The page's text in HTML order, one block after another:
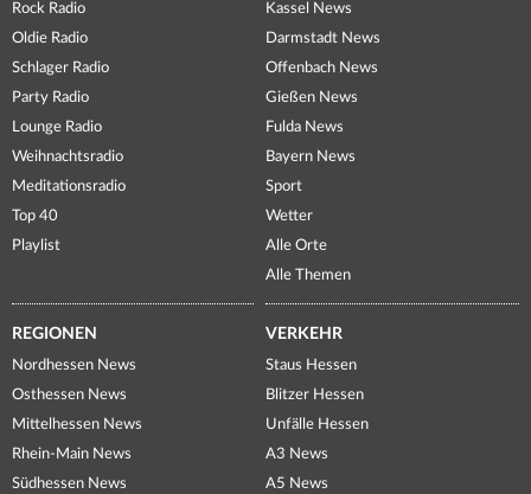
Rock Radio
Oldie Radio
Schlager Radio
Party Radio
Lounge Radio
Weihnachtsradio
Meditationsradio
Top 40
Playlist
Kassel News
Darmstadt News
Offenbach News
Gießen News
Fulda News
Bayern News
Sport
Wetter
Alle Orte
Alle Themen
REGIONEN
Nordhessen News
Osthessen News
Mittelhessen News
Rhein-Main News
Südhessen News
VERKEHR
Staus Hessen
Blitzer Hessen
Unfälle Hessen
A3 News
A5 News